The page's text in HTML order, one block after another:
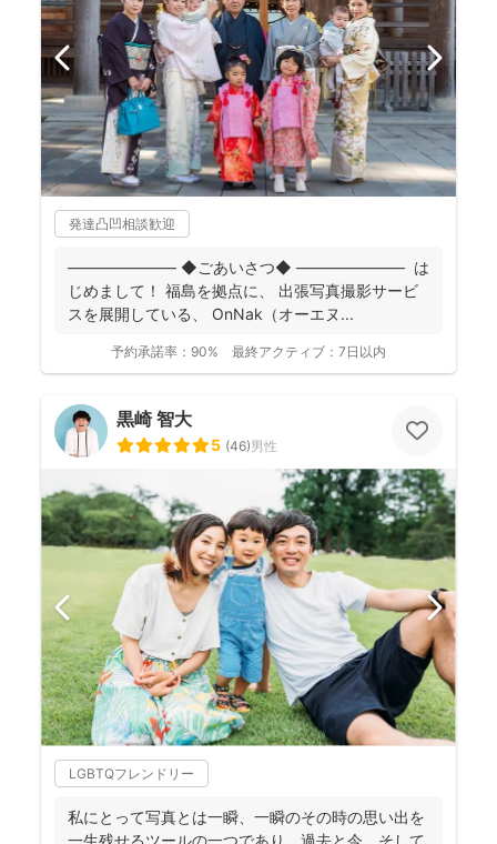
発達凸凹相談歓迎
――――――― ◆ごあいさつ◆ ――――――― は
じめまして！ 福島を拠点に、 出張写真撮影サービ
スを展開している、 OnNak（オーエヌ...
予約承諾率： 90% 最終アクティブ： 7日以内
黒崎 智大
5 (46)男性
LGBTQフレンドリー
私にとって写真とは一瞬、一瞬のその時の思い出を
一生残せるツールの一つであり、過去と今、そして